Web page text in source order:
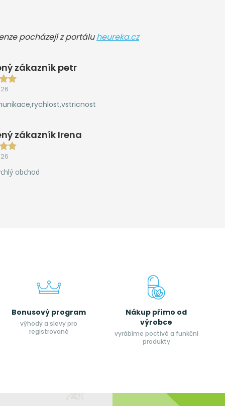
pocházejí z portáluheureka.cz
zákazník petr
zákazník Irena
obchod
Bonusový program
výhody a slevy pro
registrované
Nákup přímo od
výrobce
vyrábíme poctívé a funkční
produkty